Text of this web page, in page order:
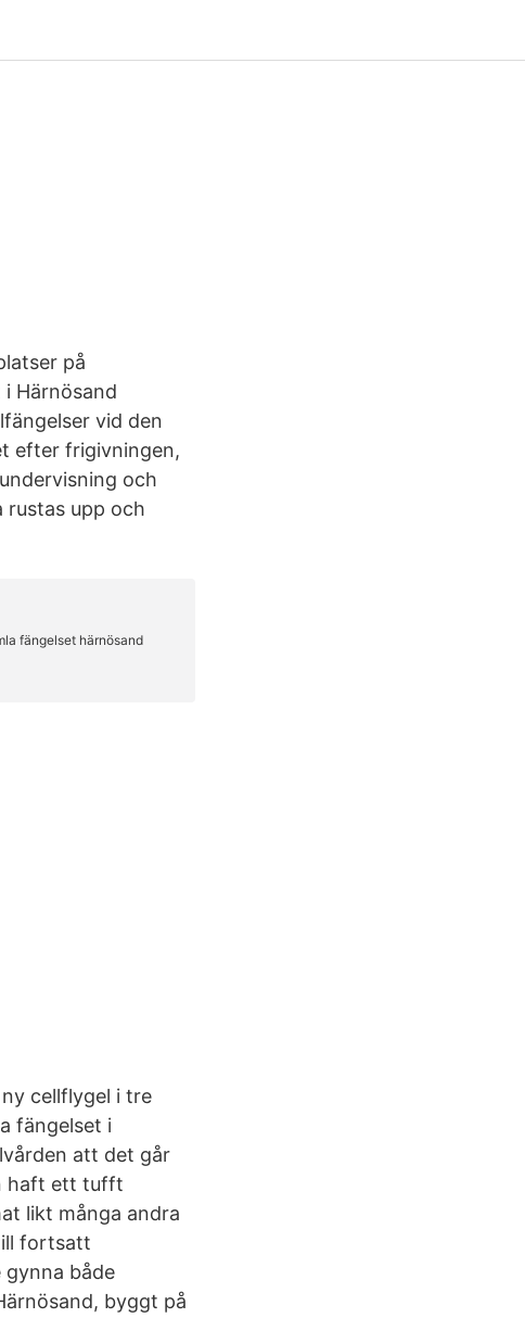
på
Härnösand
vid den
efter frigivningen,
och
rustas upp och
cellflygel i tre
fängelset i
att det går
haft ett tufft
likt många andra
fortsatt
både
byggt på